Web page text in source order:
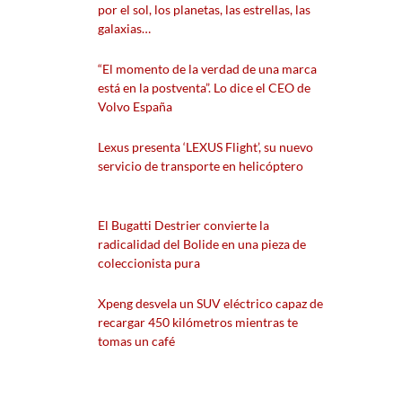
por el sol, los planetas, las estrellas, las
galaxias…
“El momento de la verdad de una marca
está en la postventa”. Lo dice el CEO de
Volvo España
Lexus presenta ‘LEXUS Flight’, su nuevo
servicio de transporte en helicóptero
El Bugatti Destrier convierte la
radicalidad del Bolide en una pieza de
coleccionista pura
Xpeng desvela un SUV eléctrico capaz de
recargar 450 kilómetros mientras te
tomas un café